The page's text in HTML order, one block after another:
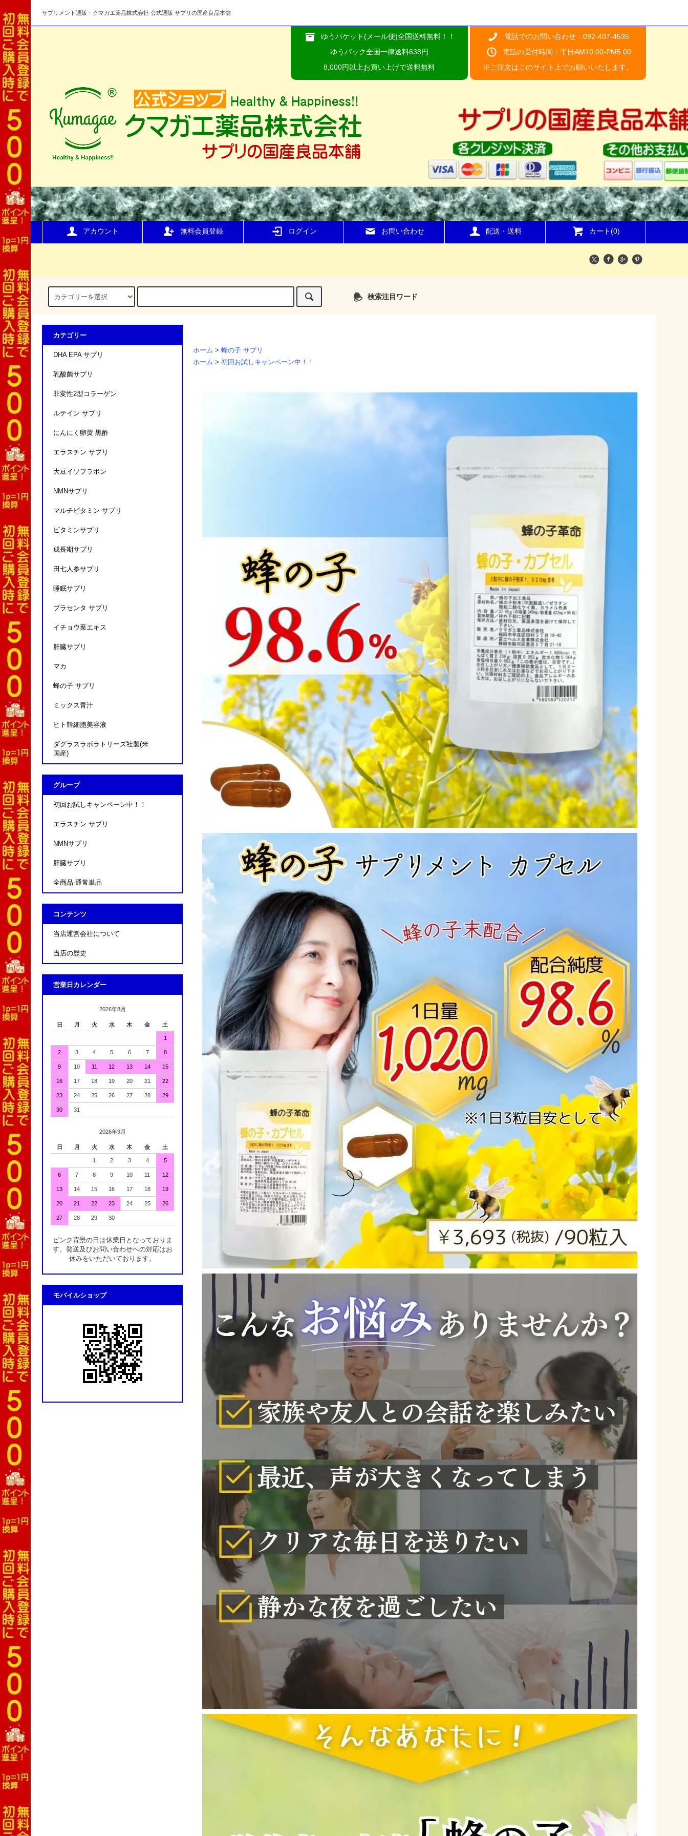
サプリメント通販・クマガエ薬品株式会社 公式通販 サプリの国産良品本舗
ゆうパケット(メール便)全国送料無料！！
ゆうパック全国一律送料638円
8,000円以上お買い上げで送料無料
電話でのお問い合わせ：092-407-4535
電話の受付時間：平日AM10:00-PM5:00
※ご注文はこのサイト上でお願いいたします。
アカウント 無料会員登録 ログイン お問い合わせ 配送・送料 カート(0)
検索注目ワード
ホーム > 蜂の子 サプリ
ホーム > 初回お試しキャンペーン中！！
カテゴリー
DHA EPA サプリ
乳酸菌サプリ
非変性2型コラーゲン
ルテイン サプリ
にんにく卵黄 黒酢
エラスチン サプリ
大豆イソフラボン
NMNサプリ
マルチビタミン サプリ
ビタミンサプリ
成長期サプリ
田七人参サプリ
睡眠サプリ
プラセンタ サプリ
イチョウ葉エキス
肝臓サプリ
マカ
蜂の子 サプリ
ミックス青汁
ヒト幹細胞美容液
ダグラスラボラトリーズ社製(米
国産)
グループ
初回お試しキャンペーン中！！
エラスチン サプリ
NMNサプリ
肝臓サプリ
全商品-通常単品
コンテンツ
当店運営会社について
当店の歴史
営業日カレンダー
2026年8月
日 月 火 水 木 金 土
1
2 3 4 5 6 7 8
9 10 11 12 13 14 15
16 17 18 19 20 21 22
23 24 25 26 27 28 29
30 31
2026年9月
日 月 火 水 木 金 土
1 2 3 4 5
6 7 8 9 10 11 12
13 14 15 16 17 18 19
20 21 22 23 24 25 26
27 28 29 30
ピンク背景の日は休業日となっておりま
す。発送及びお問い合わせへの対応はお
休みをいただいております。
モバイルショップ